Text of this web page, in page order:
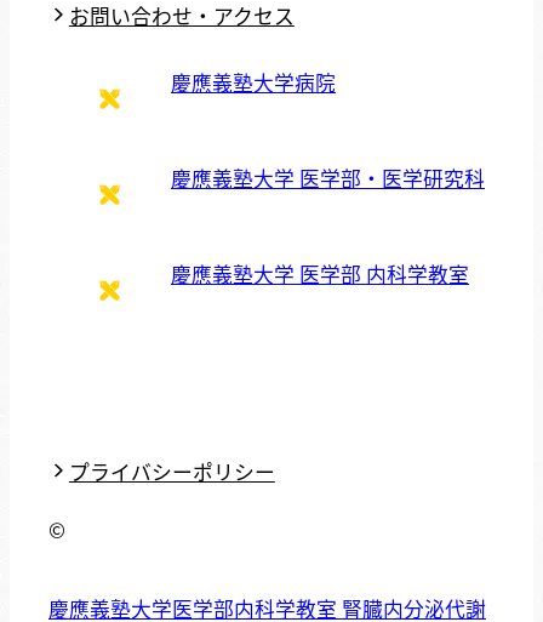
お問い合わせ・アクセス
慶應義塾大学病院
慶應義塾大学 医学部・医学研究科
慶應義塾大学 医学部 内科学教室
プライバシーポリシー
©
慶應義塾大学医学部内科学教室 腎臓内分泌代謝